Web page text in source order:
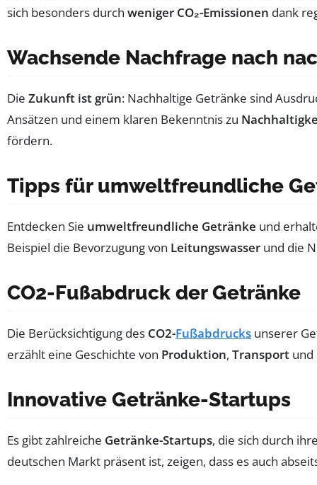
sich besonders durch weniger CO₂-Emissionen dank
Wachsende Nachfrage nach
Die Zukunft ist grün: Nachhaltige Getränke sind
Ansätzen und einem klaren Bekenntnis zu
fördern.
Tipps für umweltfreundliche
Entdecken Sie umweltfreundliche Getränke und
Beispiel die Bevorzugung von Leitungswasser und die
CO2-Fußabdruck der Getränke
Die Berücksichtigung des CO2-Fußabdrucks unserer
erzählt eine Geschichte von Produktion, Transport und
Innovative Getränke-Startups
Es gibt zahlreiche Getränke-Startups, die sich durch
deutschen Markt präsent ist, zeigen, dass es auch